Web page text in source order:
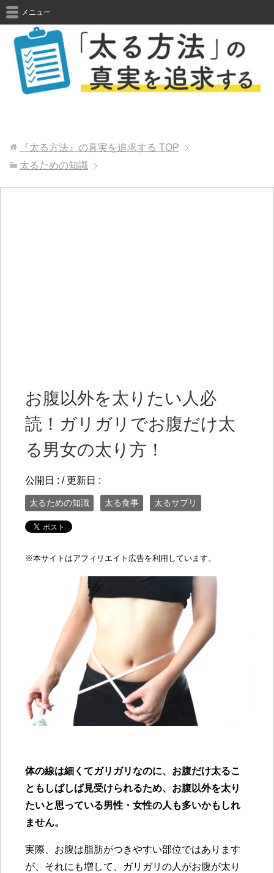
メニュー
『太る方法』の真実を追求する TOP
太るための知識
お腹以外を太りたい人必
読！ガリガリでお腹だけ太
る男女の太り方！
公開日 : / 更新日 :
太るための知識 太る食事 太るサプリ
※本サイトはアフィリエイト広告を利用しています。
体の線は細くてガリガリなのに、お腹だけ太るこ
ともしばしば見受けられるため、お腹以外を太り
たいと思っている男性・女性の人も多いかもしれ
ません。
実際、お腹は脂肪がつきやすい部位ではあります
が、それにも増して、ガリガリの人がお腹が太り